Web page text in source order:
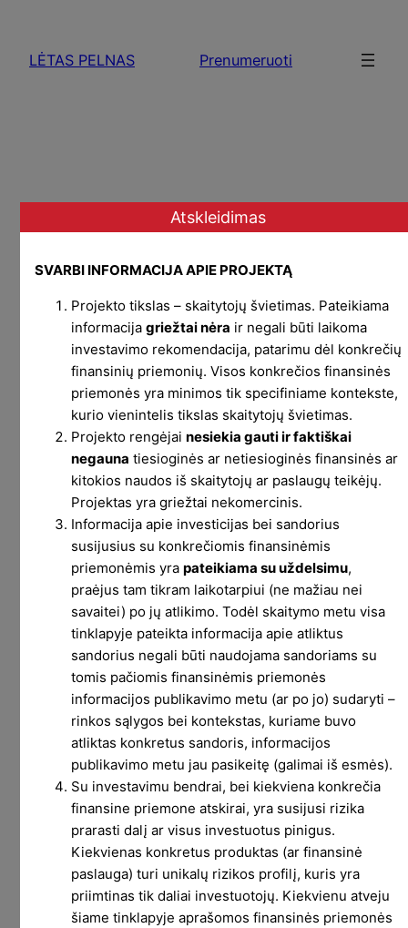
content
LĖTAS PELNAS Prenumeruoti
Lėtas sportas
Prieš kelias savaites Facebook’e prisikalbėjau,
kad pradėsiu normaliai sportuoti. Pažadėjau teikti
periodines ataskaitas ir pasakoti, kaip man
sekasi. Iš pradžių galvojau viską aprašinėti
Facebook. Bet supratau, kad ataskaitos labai tiks
čia – Lėtame pelne.
Pasilaikykit su manimi, viską paaiškinsiu.
Sportas iš esmės yra kaip investavimas. Jei
Atskleidimas
SVARBI INFORMACIJA APIE PROJEKTĄ
Projekto tikslas – skaitytojų švietimas. Pateikiama
informacijagriežtai nėra ir negali būti laikoma
investavimo rekomendacija, patarimu dėl konkrečių
finansinių priemonių. Visos konkrečios finansinės
priemonės yra minimos tik specifiniame kontekste,
kurio vienintelis tikslas skaitytojų švietimas.
Projekto rengėjainesiekia gauti ir faktiškai
negauna tiesioginės ar netiesioginės finansinės ar
kitokios naudos iš skaitytojų ar paslaugų teikėjų.
Projektas yra griežtai nekomercinis.
Informacija apie investicijas bei sandorius
susijusius su konkrečiomis finansinėmis
priemonėmis yrapateikiama su uždelsimu,
praėjus tam tikram laikotarpiui (ne mažiau nei
savaitei) po jų atlikimo. Todėl skaitymo metu visa
tinklapyje pateikta informacija apie atliktus
sandorius negali būti naudojama sandoriams su
tomis pačiomis finansinėmis priemonės
informacijos publikavimo metu (ar po jo) sudaryti –
rinkos sąlygos bei kontekstas, kuriame buvo
atliktas konkretus sandoris, informacijos
publikavimo metu jau pasikeitę (galimai iš esmės).
Su investavimu bendrai, bei kiekviena konkrečia
finansine priemone atskirai, yra susijusi rizika
prarasti dalį ar visus investuotus pinigus.
Kiekvienas konkretus produktas (ar finansinė
paslauga) turi unikalų rizikos profilį, kuris yra
priimtinas tik daliai investuotojų. Kiekvienu atveju
šiame tinklapyje aprašomos finansinės priemonės